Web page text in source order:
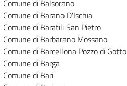
Comune di Balsorano
Comune di Barano D'Ischia
Comune di Baratili San Pietro
Comune di Barbarano Mossano
Comune di Barcellona Pozzo di Gotto
Comune di Barga
Comune di Bari